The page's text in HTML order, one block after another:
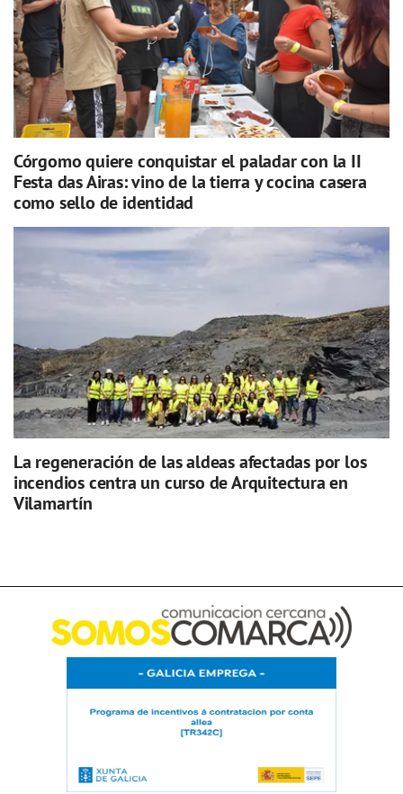
Córgomo quiere conquistar el paladar con la II
Festa das Airas: vino de la tierra y cocina casera
como sello de identidad
La regeneración de las aldeas afectadas por los
incendios centra un curso de Arquitectura en
Vilamartín